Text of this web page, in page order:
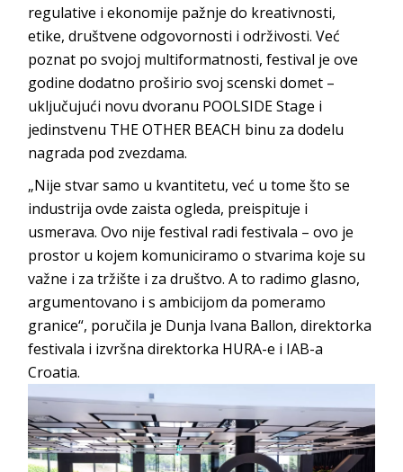
regulative i ekonomije pažnje do kreativnosti,
etike, društvene odgovornosti i održivosti. Već
poznat po svojoj multiformatnosti, festival je ove
godine dodatno proširio svoj scenski domet –
uključujući novu dvoranu POOLSIDE Stage i
jedinstvenu THE OTHER BEACH binu za dodelu
nagrada pod zvezdama.
„Nije stvar samo u kvantitetu, već u tome što se
industrija ovde zaista ogleda, preispituje i
usmerava. Ovo nije festival radi festivala – ovo je
prostor u kojem komuniciramo o stvarima koje su
važne i za tržište i za društvo. A to radimo glasno,
argumentovano i s ambicijom da pomeramo
granice“, poručila je Dunja Ivana Ballon, direktorka
festivala i izvršna direktorka HURA-e i IAB-a
Croatia.